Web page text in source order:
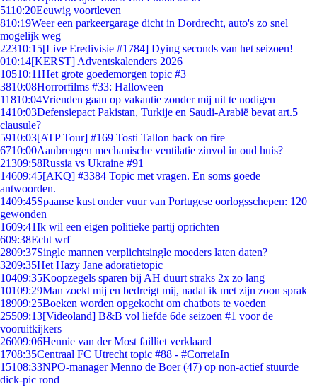
5110:20Eeuwig voortleven
810:19Weer een parkeergarage dicht in Dordrecht, auto's zo snel
mogelijk weg
22310:15[Live Eredivisie #1784] Dying seconds van het seizoen!
010:14[KERST] Adventskalenders 2026
10510:11Het grote goedemorgen topic #3
3810:08Horrorfilms #33: Halloween
11810:04Vrienden gaan op vakantie zonder mij uit te nodigen
1410:03Defensiepact Pakistan, Turkije en Saudi-Arabië bevat art.5
clausule?
5910:03[ATP Tour] #169 Tosti Tallon back on fire
6710:00Aanbrengen mechanische ventilatie zinvol in oud huis?
21309:58Russia vs Ukraine #91
14609:45[AKQ] #3384 Topic met vragen. En soms goede
antwoorden.
1409:45Spaanse kust onder vuur van Portugese oorlogsschepen: 120
gewonden
1609:41Ik wil een eigen politieke partij oprichten
609:38Echt wrf
2809:37Single mannen verplichtsingle moeders laten daten?
3209:35Het Hazy Jane adoratietopic
10409:35Koopzegels sparen bij AH duurt straks 2x zo lang
10109:29Man zoekt mij en bedreigt mij, nadat ik met zijn zoon sprak
18909:25Boeken worden opgekocht om chatbots te voeden
25509:13[Videoland] B&B vol liefde 6de seizoen #1 voor de
vooruitkijkers
26009:06Hennie van der Most failliet verklaard
1708:35Centraal FC Utrecht topic #88 - #CorreiaIn
15108:33NPO-manager Menno de Boer (47) op non-actief stuurde
dick-pic rond